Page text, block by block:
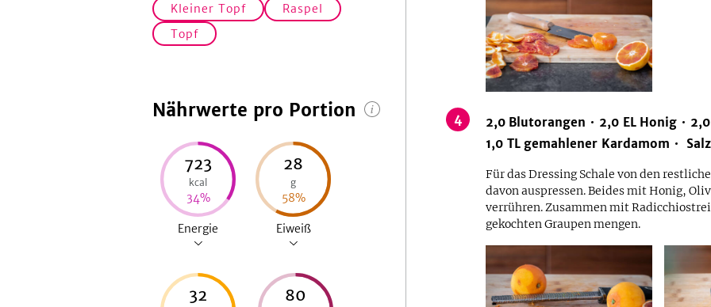
Kleiner Topf
Raspel
Topf
Nährwerte pro Portion
723
kcal
34%
Energie
28
g
58%
Eiweiß
32 80
4 2,0 Blutorangen 2,0 EL Honig 2,0
1,0 TL gemahlener Kardamom Salz
Für das Dressing Schale von den
davon auspressen. Beides mit Honig,
verrühren. Zusammen mit
gekochten Graupen mengen.